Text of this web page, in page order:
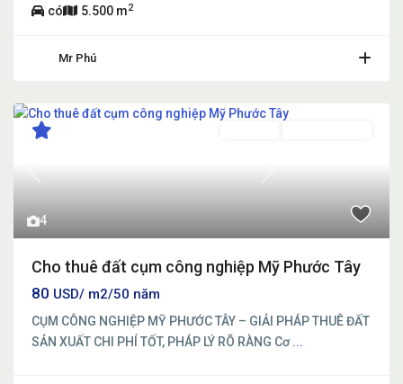
có 5.500 m2
Mr Phú
4
Previous Next
Cho thuê đất cụm công nghiệp Mỹ Phước Tây
80 USD/ m2/50 năm
CỤM CÔNG NGHIỆP MỸ PHƯỚC TÂY – GIẢI PHÁP THUÊ ĐẤT
SẢN XUẤT CHI PHÍ TỐT, PHÁP LÝ RÕ RÀNG Cơ ...